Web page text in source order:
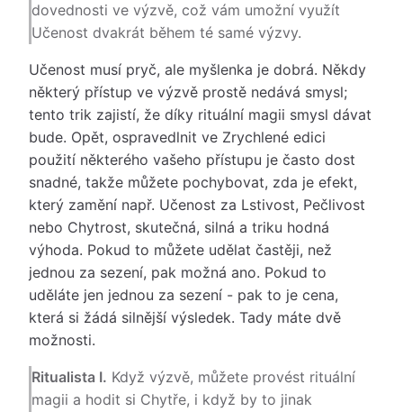
dovednosti ve výzvě, což vám umožní využít
Učenost dvakrát během té samé výzvy.
Učenost musí pryč, ale myšlenka je dobrá. Někdy
některý přístup ve výzvě prostě nedává smysl;
tento trik zajistí, že díky rituální magii smysl dávat
bude. Opět, ospravedlnit ve Zrychlené edici
použití některého vašeho přístupu je často dost
snadné, takže můžete pochybovat, zda je efekt,
který zamění např. Učenost za Lstivost, Pečlivost
nebo Chytrost, skutečná, silná a triku hodná
výhoda. Pokud to můžete udělat častěji, než
jednou za sezení, pak možná ano. Pokud to
uděláte jen jednou za sezení - pak to je cena,
která si žádá silnější výsledek. Tady máte dvě
možnosti.
Ritualista I. Když výzvě, můžete provést rituální
magii a hodit si Chytře, i když by to jinak